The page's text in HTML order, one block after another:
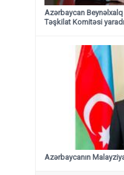
Azərbaycan
Təşkilat Komitəsi
Azərbaycanın